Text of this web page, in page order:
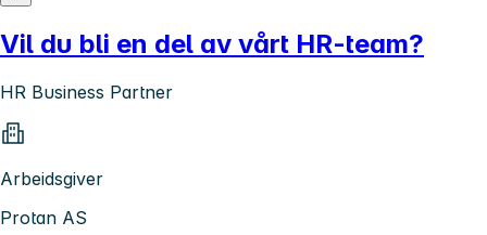
Vil du bli en del av vårt HR-team?
HR Business Partner
Arbeidsgiver
Protan AS